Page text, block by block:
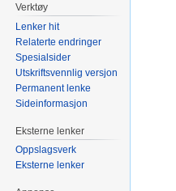
Verktøy
Lenker hit
Relaterte endringer
Spesialsider
Utskriftsvennlig versjon
Permanent lenke
Sideinformasjon
Eksterne lenker
Oppslagsverk
Eksterne lenker